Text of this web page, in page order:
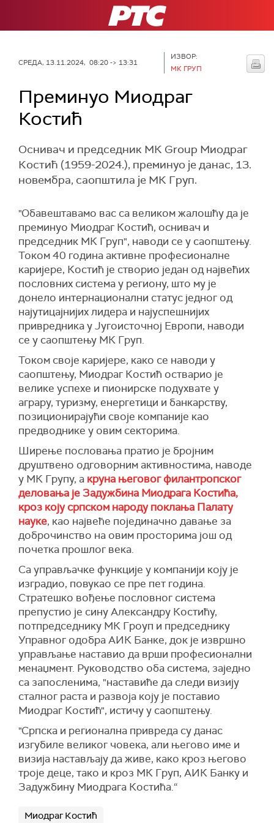
РТС
СРЕДА, 13.11.2024, 08:20 -> 13:31
ИЗВОР:
МК ГРУП
Преминуо Миодраг
Костић
Оснивач и председник МК Group Миодраг
Костић (1959-2024.), преминуо је данас, 13.
новембра, саопштила је МК Груп.
"Обавештавамо вас са великом жалошћу да је
преминуо Миодраг Костић, оснивач и
председник МК Груп", наводи се у саопштењу.
Током 40 година активне професионалне
каријере, Костић је створио један од највећих
пословних система у региону, што му је
донело интернационални статус једног од
најутицајнијих лидера и најуспешнијих
привредника у Југоисточној Европи, наводи
се у саопштењу МК Груп.
Током своје каријере, како се наводи у
саопштењу, Миодраг Костић остварио је
велике успехе и пионирске подухвате у
аграру, туризму, енергетици и банкарству,
позиционирајући своје компаније као
предводнике у овим секторима.
Ширење пословања пратио је бројним
друштвено одговорним активностима, наводе
у МК Групу, а круна његовог филантропског
деловања је Задужбина Миодрага Костића,
кроз коју српском народу поклања Палату
науке, као највеће појединачно давање за
доброчинство на овим просторима још од
почетка прошлог века.
Са управљачке функције у компанији коју је
изградио, повукао се пре пет година.
Стратешко вођење пословног система
препустио је сину Александру Костићу,
потпредседнику МК Гроуп и председнику
Управног одобра АИК Банке, док је извршно
управљање наставио да врши професионални
менаџмент. Руководство оба система, заједно
са запосленима, "наставиће да следи визију
сталног раста и развоја коју је поставио
Миодраг Костић", истичу у саопштењу.
"Српска и регионална привреда су данас
изгубиле великог човека, али његово име и
визија настављају да живе, како кроз његово
троје деце, тако и кроз МК Груп, АИК Банку и
Задужбину Миодрага Костића.“
Миодраг Костић